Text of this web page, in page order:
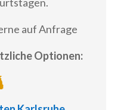
auf Anfrage
Optionen: